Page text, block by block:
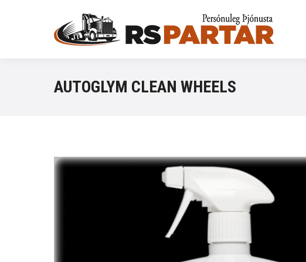
AUTOGLYM CLEAN WHEELS